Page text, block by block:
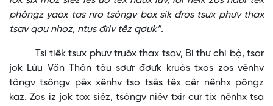
phôngz yaox tas nro tsôngv box sik đros tsưx phưv thax
tsav qơư nhoz, ntus đriv têz qơưk”.
Tsi tiêk tsưx phưv truôx thax tsav, Bí thư chi bộ, tsar
jok Lừu Văn Thân tâu sơưr đơưk kruôs txos zos vênhv
tôngv tsôngv pêx xênhv tso tsês têx cêr nênhx pôngz
kaz. Zos iz jok tox siêz, tsôngv niêv txir cưr tix nênhx tsa